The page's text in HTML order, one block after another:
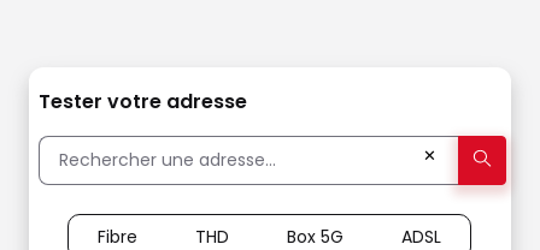
Tester votre adresse
✕
Fibre THD Box 5G ADSL